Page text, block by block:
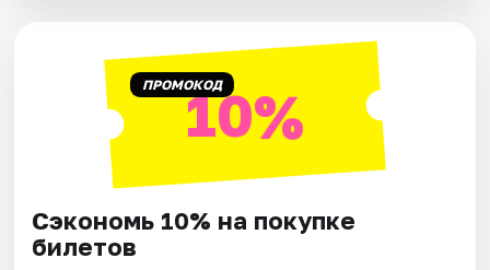
ПРОМОКОД10%
Сэкономь 10% на покупке
билетов